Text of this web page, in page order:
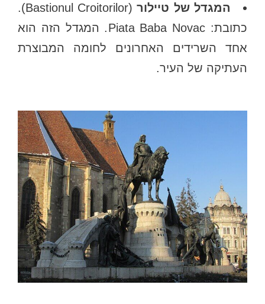
המגדל של טיילור
(Bastionul Croitorilor).
כתובת: Piata Baba Novac. המגדל הזה הוא
אחד השרידים האחרונים לחומה המבוצרת
העתיקה של העיר.